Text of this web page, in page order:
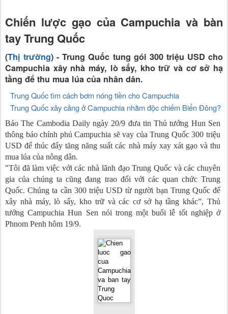
Chiến lược gạo của Campuchia và bàn
tay Trung Quốc
(Thị trường) - Trung Quốc tung gói 300 triệu USD cho
Campuchia xây nhà máy, lò sấy, kho trữ và cơ sở hạ
tầng để thu mua lúa của nhân dân.
Trung Quốc tìm cách bơm nóng tiền cho Campuchia
Trung Quốc xây cảng ở Campuchia nhằm độc chiếm Biển Đông?
Báo The Cambodia Daily ngày 20/9 đưa tin Thủ tướng Hun Sen
thông báo chính phủ Campuchia sẽ vay của Trung Quốc 300 triệu
USD để thúc đẩy tăng năng suất các nhà máy xay xát gạo và thu
mua lúa của nông dân.
"Tôi đã làm việc với các nhà lãnh đạo Trung Quốc và các chuyên
gia của chúng ta cũng đang trao đổi với các quan chức Trung
Quốc. Chúng ta cần 300 triệu USD từ người bạn Trung Quốc để
xây nhà máy, lò sấy, kho trữ và các cơ sở hạ tầng khác”, Thủ
tướng Campuchia Hun Sen nói trong một buổi lễ tốt nghiệp ở
Phnom Penh hôm 19/9.